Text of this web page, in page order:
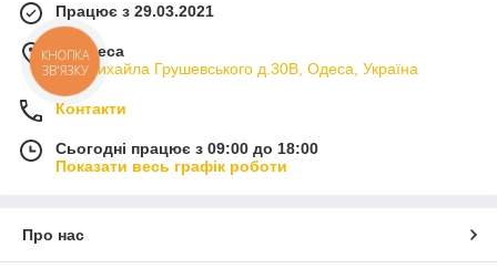
Працює з 29.03.2021
м. Одеса
вул.Михайла Грушевського д.30В, Одеса, Україна
Контакти
Сьогодні працює з 09:00 до 18:00
Показати весь графік роботи
Про нас
КНОПКА
ЗВ'ЯЗКУ